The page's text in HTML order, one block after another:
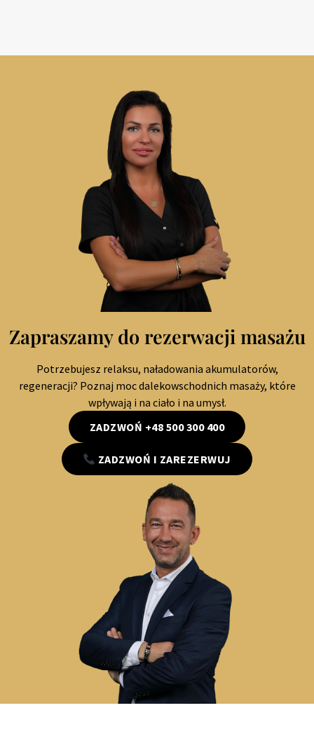
Zapraszamy do rezerwacji masażu
Potrzebujesz relaksu, naładowania akumulatorów,
regeneracji? Poznaj moc dalekowschodnich masaży, które
wpływają i na ciało i na umysł.
ZADZWOŃ +48 500 300 400
ZADZWOŃ I ZAREZERWUJ